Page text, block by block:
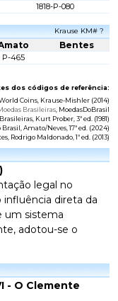
1818-P-080
Krause KM# ?
Bentes
P-465
dos códigos de referência:
Coins , Krause-Mishler (2014)
Brasileiras , MoedasDoBrasil
, Kurt Prober, 3ª ed. (1981)
Brasil , Amato/Neves, 17ª ed. (2024)
, Rodrigo Maldonado, 1ª ed. (2013)
legal no
influência direta da
um sistema
adotou-se o
- O Clemente